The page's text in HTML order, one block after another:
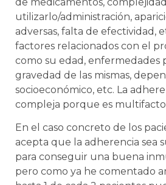
utilizarlo/administración,
adversas, falta de efectividad,
factores relacionados con el
como su edad, enfermedades
gravedad de las mismas,
socioeconómico, etc. La
compleja porque es
En el caso concreto de los
acepta que la adherencia sea
para conseguir una buena
pero como ya he comentado